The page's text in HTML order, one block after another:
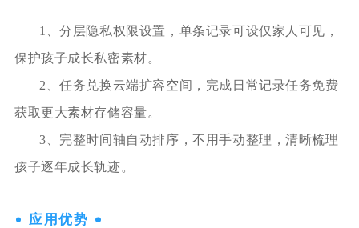
1、分层隐私权限设置，单条记录可设仅家人可见，
保护孩子成长私密素材。
2、任务兑换云端扩容空间，完成日常记录任务免费
获取更大素材存储容量。
3、完整时间轴自动排序，不用手动整理，清晰梳理
孩子逐年成长轨迹。
应用优势